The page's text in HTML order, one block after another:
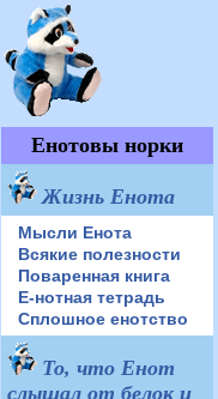
Енотовы норки
Жизнь Енота
Мысли Енота
Всякие полезности
Поваренная книга
Е-нотная тетрадь
Сплошное енотство
То, что Енот
слышал от белок и